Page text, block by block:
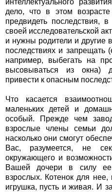
интеллектуального
дело, что в этом
предвидеть последствия,
своей исследовательской
и нужны родители и другие
последствиях и запрещать
например, выбегать на
высовываться из окна)
привести к опасным
Что касается
маленьких детей и
особый. Прежде чем
взрослые члены семьи
насколько они смогут
Вас, разумеется, не
окружающего и
Вашей дочери в силу
взрослых. Котенок для нее,
игрушка, пусть и живая. И